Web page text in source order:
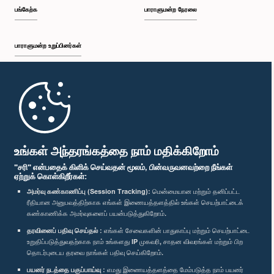
உங்கள் அந்தரங்கத்தை நாம் மதிக்கிறோம்
"சரி" என்பதைக் கிளிக் செய்வதன் மூலம், பின்வருவனவற்றை நீங்கள்
ஏற்றுக் கொள்கிறீர்கள்:
அமர்வு கண்காணிப்பு (Session Tracking): மென்மையான மற்றும் தனிப்பட்ட
ரீதியான அனுபவத்திற்காக எங்கள் இணையத்தளத்தில் உங்கள் செயற்பாட்டைக்
கண்காணிக்க அமர்வுகளைப் பயன்படுத்துகிறோம்.
தரவினைப் பதிவு செய்தல் : எங்கள் சேவைகளின் பாதுகாப்பு மற்றும் செயற்பாட்டை
உறுதிப்படுத்துவதற்காக நாம் உங்களது IP முகவரி, சாதன விவரங்கள் மற்றும் பிற
தொடர்புடைய தரவை நாங்கள் பதிவு செய்கிறோம்.
பயனர் நடத்தை பகுப்பாய்வு : எமது இணையத்தளத்தை மேம்படுத்த நாம் பயனர்
பங்கேற்க
பாராளுமன்ற உறுப்பினர்கள்
முதற்பக்கம்
பாராளுமன்ற நேரலை
பாராளுமன்ற கையடக்க செயலி
எம்மை பின்தொடர்க :
விருதுகள்